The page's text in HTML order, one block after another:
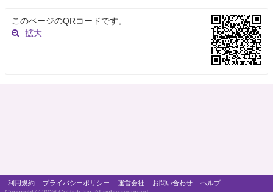
このページのQRコードです。
拡大
利用規約 プライバシーポリシー 運営会社 お問い合わせ
ヘルプ